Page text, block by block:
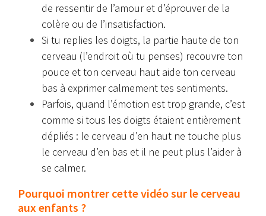
de ressentir de l’amour et d’éprouver de la
colère ou de l’insatisfaction.
Si tu replies les doigts, la partie haute de ton
cerveau (l’endroit où tu penses) recouvre ton
pouce et ton cerveau haut aide ton cerveau
bas à exprimer calmement tes sentiments.
Parfois, quand l’émotion est trop grande, c’est
comme si tous les doigts étaient entièrement
dépliés : le cerveau d’en haut ne touche plus
le cerveau d’en bas et il ne peut plus l’aider à
se calmer.
Pourquoi montrer cette vidéo sur le cerveau
aux enfants ?